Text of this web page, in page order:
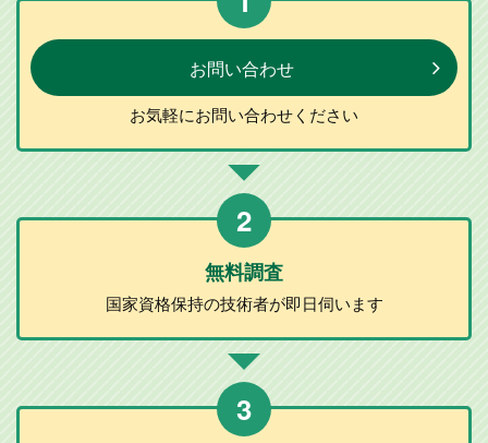
お問い合わせ
お気軽にお問い合わせください
2
無料調査
国家資格保持の技術者が即日伺います
3